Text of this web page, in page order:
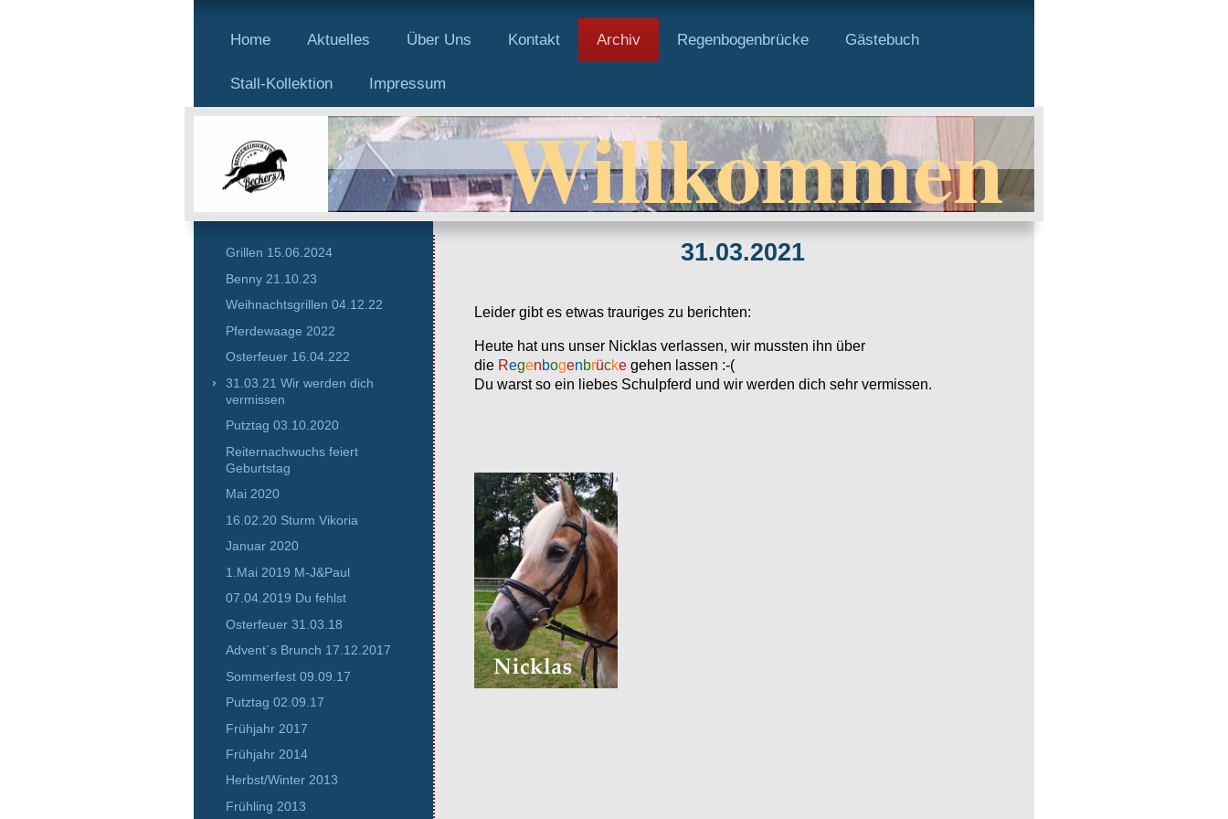
Home Aktuelles Über Uns Kontakt Archiv Regenbogenbrücke Gästebuch
Stall-Kollektion Impressum
Willkommen
31.03.2021
Leider gibt es etwas trauriges zu berichten:
Heute hat uns unser Nicklas verlassen, wir mussten ihn über
die Regenbogenbrücke gehen lassen :-(
Du warst so ein liebes Schulpferd und wir werden dich sehr vermissen.
Grillen 15.06.2024
Benny 21.10.23
Weihnachtsgrillen 04.12.22
Pferdewaage 2022
Osterfeuer 16.04.222
31.03.21 Wir werden dich
vermissen
Putztag 03.10.2020
Reiternachwuchs feiert
Geburtstag
Mai 2020
16.02.20 Sturm Vikoria
Januar 2020
1.Mai 2019 M-J&Paul
07.04.2019 Du fehlst
Osterfeuer 31.03.18
Advent´s Brunch 17.12.2017
Sommerfest 09.09.17
Putztag 02.09.17
Frühjahr 2017
Frühjahr 2014
Herbst/Winter 2013
Frühling 2013